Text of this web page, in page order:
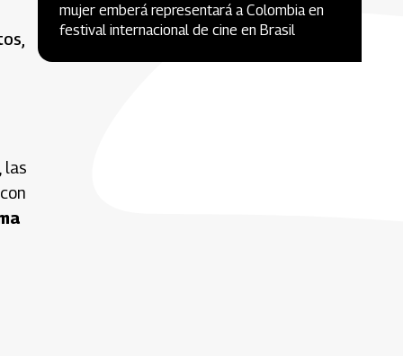
las
mujer emberá representará a Colombia en
festival internacional de cine en Brasil